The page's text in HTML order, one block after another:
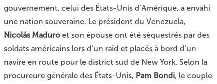
gouvernement, celui des États-Unis d’Amérique, a envahi
une nation souveraine. Le président du Venezuela,
Nicolás Maduro et son épouse ont été séquestrés par des
soldats américains lors d’un raid et placés à bord d’un
navire en route pour le district sud de New York. Selon la
procureure générale des États-Unis, Pam Bondi, le couple